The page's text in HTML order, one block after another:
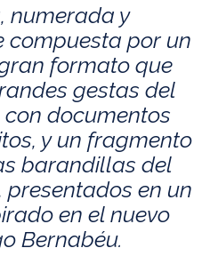
numerada y
compuesta por un
formato que
gestas del
documentos
y un fragmento
barandillas del
en un
en el nuevo
Bernabéu.